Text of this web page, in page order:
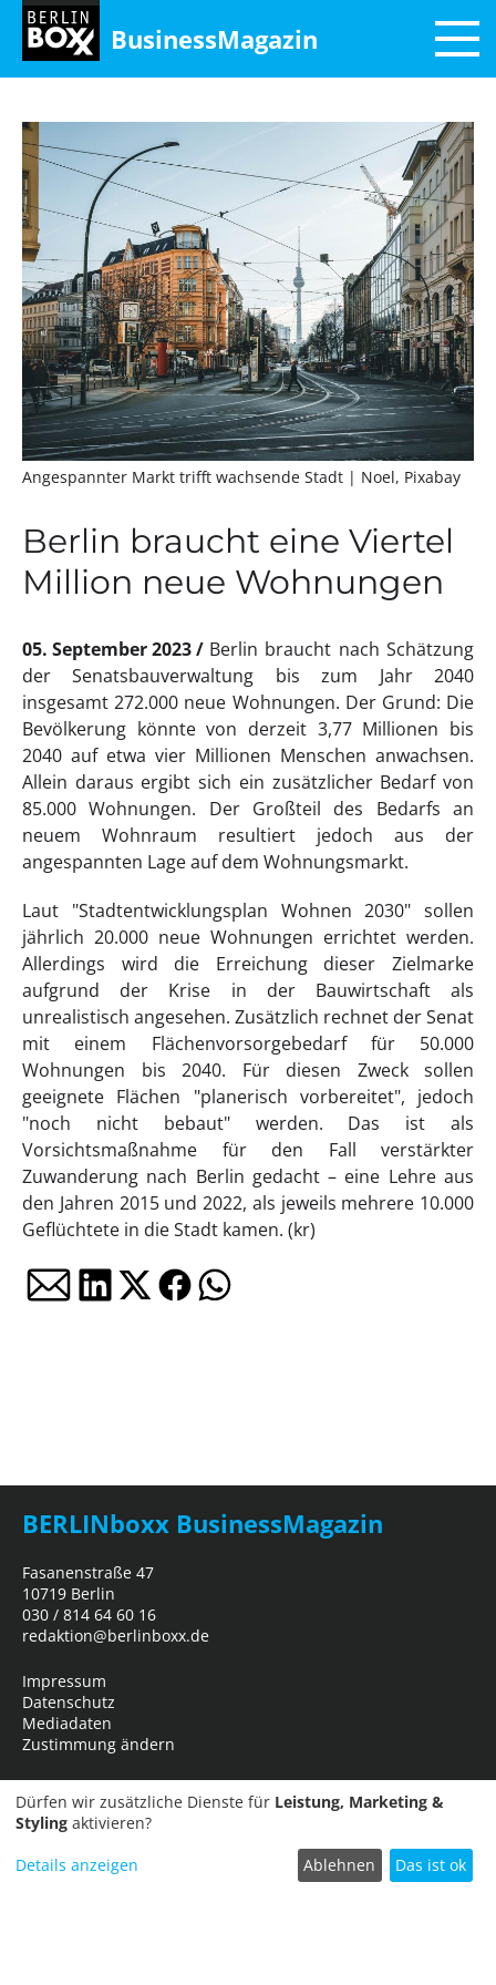
BusinessMagazin
Angespannter Markt trifft wachsende Stadt | Noel, Pixabay
Berlin braucht eine Viertel
Million neue Wohnungen
05. September 2023
Berlin braucht nach Schätzung
der Senatsbauverwaltung bis zum Jahr 2040
insgesamt 272.000 neue Wohnungen. Der Grund: Die
Bevölkerung könnte von derzeit 3,77 Millionen bis
2040 auf etwa vier Millionen Menschen anwachsen.
Allein daraus ergibt sich ein zusätzlicher Bedarf von
85.000 Wohnungen. Der Großteil des Bedarfs an
neuem Wohnraum resultiert jedoch aus der
angespannten Lage auf dem Wohnungsmarkt.
Laut "Stadtentwicklungsplan Wohnen 2030" sollen
jährlich 20.000 neue Wohnungen errichtet werden.
Allerdings wird die Erreichung dieser Zielmarke
aufgrund der Krise in der Bauwirtschaft als
unrealistisch angesehen. Zusätzlich rechnet der Senat
mit einem Flächenvorsorgebedarf für 50.000
Wohnungen bis 2040. Für diesen Zweck sollen
geeignete Flächen "planerisch vorbereitet", jedoch
"noch nicht bebaut" werden. Das ist als
Vorsichtsmaßnahme für den Fall verstärkter
Zuwanderung nach Berlin gedacht – eine Lehre aus
den Jahren 2015 und 2022, als jeweils mehrere 10.000
Geflüchtete in die Stadt kamen. (kr)
BERLINboxx BusinessMagazin
Fasanenstraße 47
10719 Berlin
030 / 814 64 60 16
redaktion@berlinboxx.de
Impressum
Datenschutz
Mediadaten
Zustimmung ändern
Dürfen wir zusätzliche Dienste für Leistung, Marketing &
Styling aktivieren?
Details anzeigen Ablehnen Das ist ok